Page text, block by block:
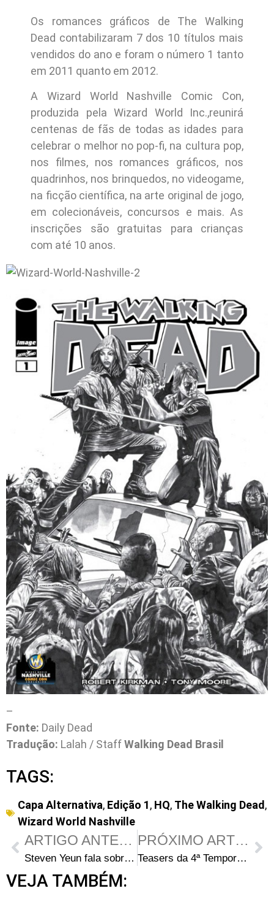
Os romances gráficos de The Walking
Dead contabilizaram 7 dos 10 títulos mais
vendidos do ano e foram o número 1 tanto
em 2011 quanto em 2012.
A Wizard World Nashville Comic Con,
produzida pela Wizard World Inc.,reunirá
centenas de fãs de todas as idades para
celebrar o melhor no pop-fi, na cultura pop,
nos filmes, nos romances gráficos, nos
quadrinhos, nos brinquedos, no videogame,
na ficção científica, na arte original de jogo,
em colecionáveis, concursos e mais. As
inscrições são gratuitas para crianças
com até 10 anos.
–
Fonte: Daily Dead
Tradução: Lalah / StaffWalking Dead Brasil
TAGS:
Capa Alternativa, Edição 1, HQ, The Walking Dead,
Wizard World Nashville
ARTIGO ANTERIOR
Steven Yeun fala sobre o novo papel de Glenn, Vingança do Governador e sobre ‘comer M#%&’
PRÓXIMO ARTIGO
Teasers da 4ª Temporada de The Walking Dead divulgados pela FOX Holanda
VEJA TAMBÉM: